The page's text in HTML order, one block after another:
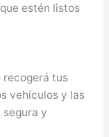
estén listos
recogerá tus
vehículos y las
y